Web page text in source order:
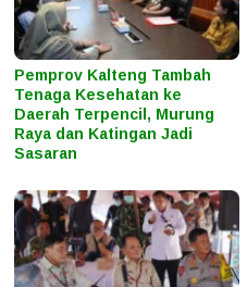
Pemprov Kalteng Tambah
Tenaga Kesehatan ke
Daerah Terpencil, Murung
Raya dan Katingan Jadi
Sasaran